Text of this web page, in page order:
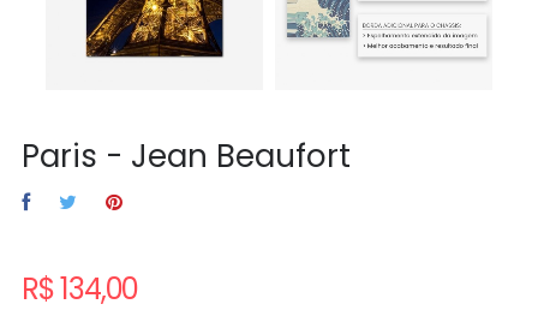
Paris - Jean Beaufort
R$ 134,00